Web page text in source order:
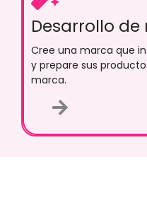
Desarrollo
Cree una marca que
y prepare sus
marca.